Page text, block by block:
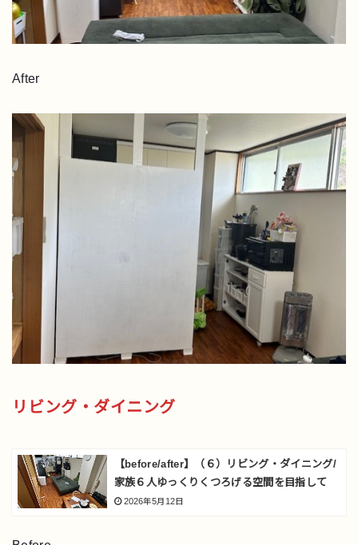
After
リビング・ダイニング
【before/after】（６）リビング・ダイニング/
家族６人ゆっくりくつろげる空間を目指して
2026年5月12日